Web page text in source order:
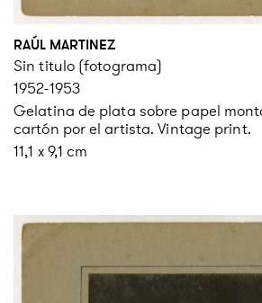
RAÚL MARTINEZ
Sin titulo (fotograma)
1952-1953
Gelatina de plata sobre papel
cartón por el artista. Vintage print.
11,1 x 9,1 cm